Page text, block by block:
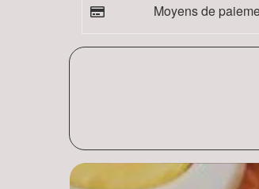
Moyens de